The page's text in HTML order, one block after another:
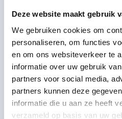
Deze website maakt gebruik
We gebruiken cookies om
personaliseren, om functies
en om ons websiteverkeer te
informatie over uw gebruik
partners voor social media,
partners kunnen deze
informatie die u aan ze heeft
verzameld op basis van uw
Je hoort regelmatig
schermtoestellen
slechter slapen.
Onderzoekers
niet over eens of het
licht, of net de
langer kan wakker